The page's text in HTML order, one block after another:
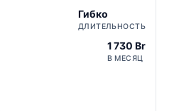
Гибко
ДЛИТЕЛЬНОСТЬ
1 730 Br
В МЕСЯЦ